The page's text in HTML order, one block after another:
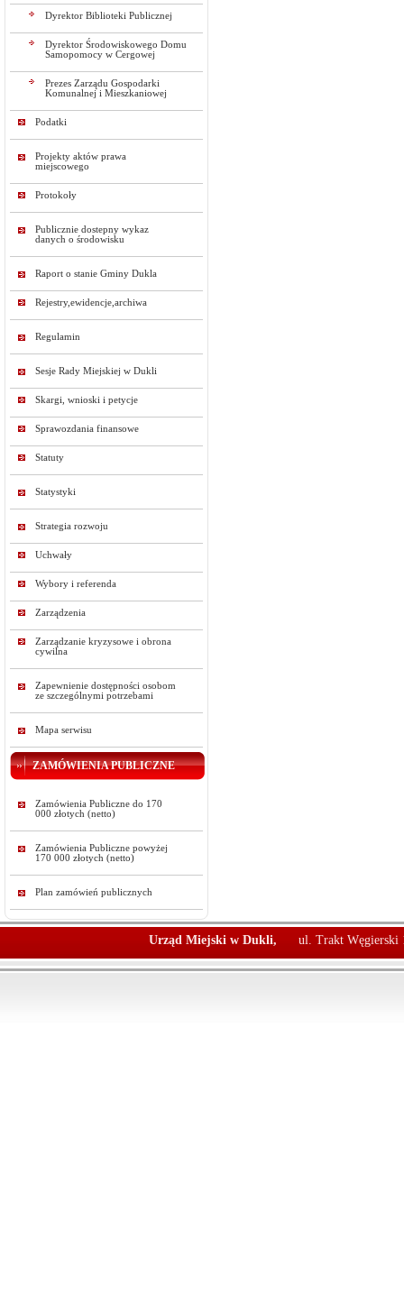
Dyrektor Biblioteki Publicznej
Dyrektor Środowiskowego Domu
Samopomocy w Cergowej
Prezes Zarządu Gospodarki
Komunalnej i Mieszkaniowej
Podatki
Projekty aktów prawa
miejscowego
Protokoły
Publicznie dostepny wykaz
danych o środowisku
Raport o stanie Gminy Dukla
Rejestry,ewidencje,archiwa
Regulamin
Sesje Rady Miejskiej w Dukli
Skargi, wnioski i petycje
Sprawozdania finansowe
Statuty
Statystyki
Strategia rozwoju
Uchwały
Wybory i referenda
Zarządzenia
Zarządzanie kryzysowe i obrona
cywilna
Zapewnienie dostępności osobom
ze szczególnymi potrzebami
Mapa serwisu
ZAMÓWIENIA PUBLICZNE
Zamówienia Publiczne do 170
000 złotych (netto)
Zamówienia Publiczne powyżej
170 000 złotych (netto)
Plan zamówień publicznych
Urząd Miejski w Dukli, ul. Trakt Węgierski